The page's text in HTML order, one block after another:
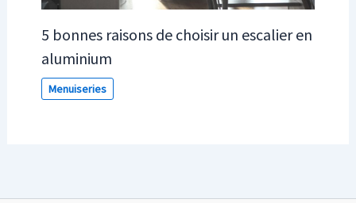
5 bonnes raisons de choisir un escalier en
aluminium
Menuiseries